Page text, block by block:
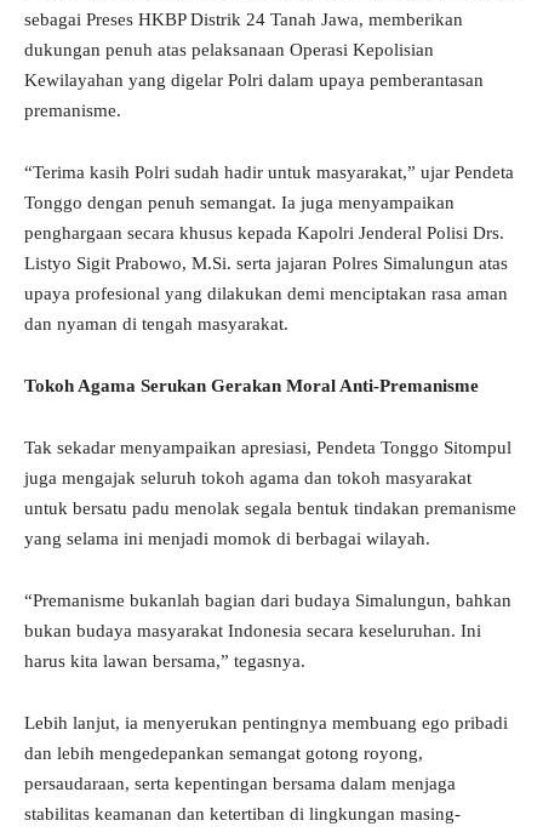
sebagai Preses HKBP Distrik 24 Tanah Jawa, memberikan
dukungan penuh atas pelaksanaan Operasi Kepolisian
Kewilayahan yang digelar Polri dalam upaya pemberantasan
premanisme.
“Terima kasih Polri sudah hadir untuk masyarakat,” ujar Pendeta
Tonggo dengan penuh semangat. Ia juga menyampaikan
penghargaan secara khusus kepada Kapolri Jenderal Polisi Drs.
Listyo Sigit Prabowo, M.Si. serta jajaran Polres Simalungun atas
upaya profesional yang dilakukan demi menciptakan rasa aman
dan nyaman di tengah masyarakat.
Tokoh Agama Serukan Gerakan Moral Anti-Premanisme
Tak sekadar menyampaikan apresiasi, Pendeta Tonggo Sitompul
juga mengajak seluruh tokoh agama dan tokoh masyarakat
untuk bersatu padu menolak segala bentuk tindakan premanisme
yang selama ini menjadi momok di berbagai wilayah.
“Premanisme bukanlah bagian dari budaya Simalungun, bahkan
bukan budaya masyarakat Indonesia secara keseluruhan. Ini
harus kita lawan bersama,” tegasnya.
Lebih lanjut, ia menyerukan pentingnya membuang ego pribadi
dan lebih mengedepankan semangat gotong royong,
persaudaraan, serta kepentingan bersama dalam menjaga
stabilitas keamanan dan ketertiban di lingkungan masing-